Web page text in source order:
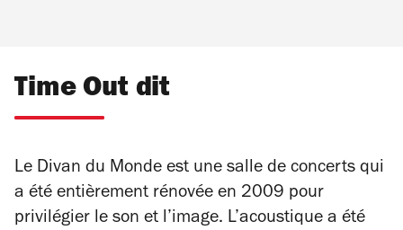
Time Out dit
Le Divan du Monde est une salle de concerts qui
a été entièrement rénovée en 2009 pour
privilégier le son et l’image. L’acoustique a été